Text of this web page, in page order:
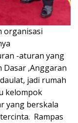
organisasi
-aturan yang
Dasar ,Anggaran
jadi rumah
kelompok
yang berskala
Rampas